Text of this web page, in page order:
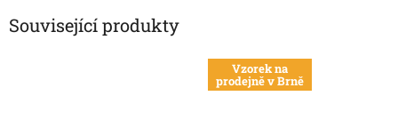
Související produkty
Vzorek na
prodejně v Brně